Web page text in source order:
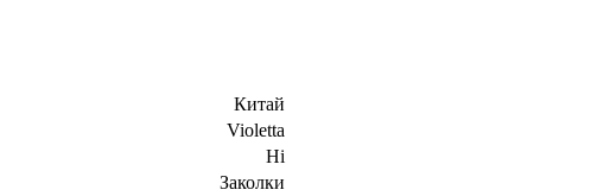
Китай
Violetta
Ні
Заколки